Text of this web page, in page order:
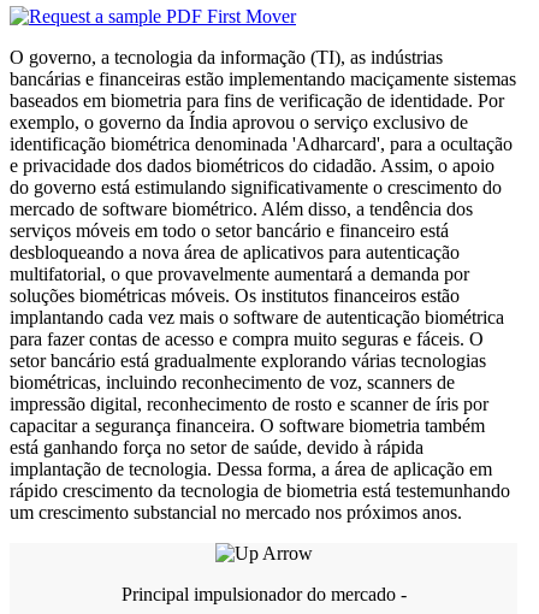
O governo, a tecnologia da informação (TI), as indústrias
bancárias e financeiras estão implementando maciçamente sistemas
baseados em biometria para fins de verificação de identidade. Por
exemplo, o governo da Índia aprovou o serviço exclusivo de
identificação biométrica denominada 'Adharcard', para a ocultação
e privacidade dos dados biométricos do cidadão. Assim, o apoio
do governo está estimulando significativamente o crescimento do
mercado de software biométrico. Além disso, a tendência dos
serviços móveis em todo o setor bancário e financeiro está
desbloqueando a nova área de aplicativos para autenticação
multifatorial, o que provavelmente aumentará a demanda por
soluções biométricas móveis. Os institutos financeiros estão
implantando cada vez mais o software de autenticação biométrica
para fazer contas de acesso e compra muito seguras e fáceis. O
setor bancário está gradualmente explorando várias tecnologias
biométricas, incluindo reconhecimento de voz, scanners de
impressão digital, reconhecimento de rosto e scanner de íris por
capacitar a segurança financeira. O software biometria também
está ganhando força no setor de saúde, devido à rápida
implantação de tecnologia. Dessa forma, a área de aplicação em
rápido crescimento da tecnologia de biometria está testemunhando
um crescimento substancial no mercado nos próximos anos.
Principal impulsionador do mercado -